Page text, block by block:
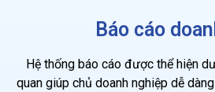
Báo cáo
Hệ thống báo cáo được thể hiện
quan giúp chủ doanh nghiệp dễ